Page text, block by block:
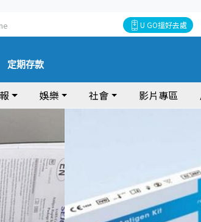
U GO搵好去處
定期存款
娛樂 社會 影片專區